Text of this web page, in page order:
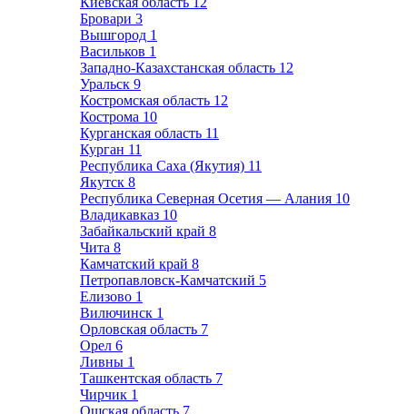
Бровари 3
Вышгород 1
Васильков 1
Западно-Казахстанская область 12
Уральск 9
Костромская область 12
Кострома 10
Курганская область 11
Курган 11
Республика Саха (Якутия) 11
Якутск 8
Республика Северная Осетия — Алания 10
Владикавказ 10
Забайкальский край 8
Чита 8
Камчатский край 8
Петропавловск-Камчатский 5
Елизово 1
Вилючинск 1
Орловская область 7
Орел 6
Ливны 1
Ташкентская область 7
Чирчик 1
Ошская область 7